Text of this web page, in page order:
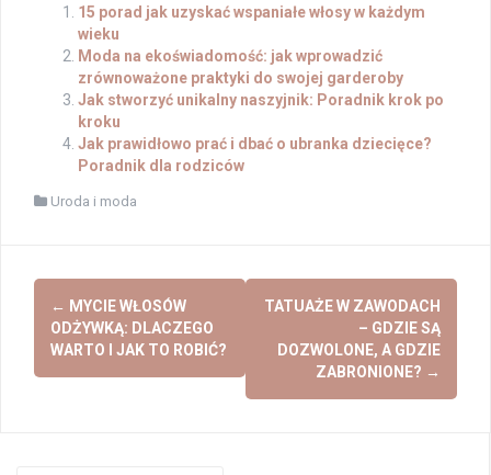
15 porad jak uzyskać wspaniałe włosy w każdym
wieku
Moda na ekoświadomość: jak wprowadzić
zrównoważone praktyki do swojej garderoby
Jak stworzyć unikalny naszyjnik: Poradnik krok po
kroku
Jak prawidłowo prać i dbać o ubranka dziecięce?
Poradnik dla rodziców
Uroda i moda
Post
navigation
← MYCIE WŁOSÓW
ODŻYWKĄ: DLACZEGO
WARTO I JAK TO ROBIĆ?
TATUAŻE W ZAWODACH
– GDZIE SĄ
DOZWOLONE, A GDZIE
ZABRONIONE? →